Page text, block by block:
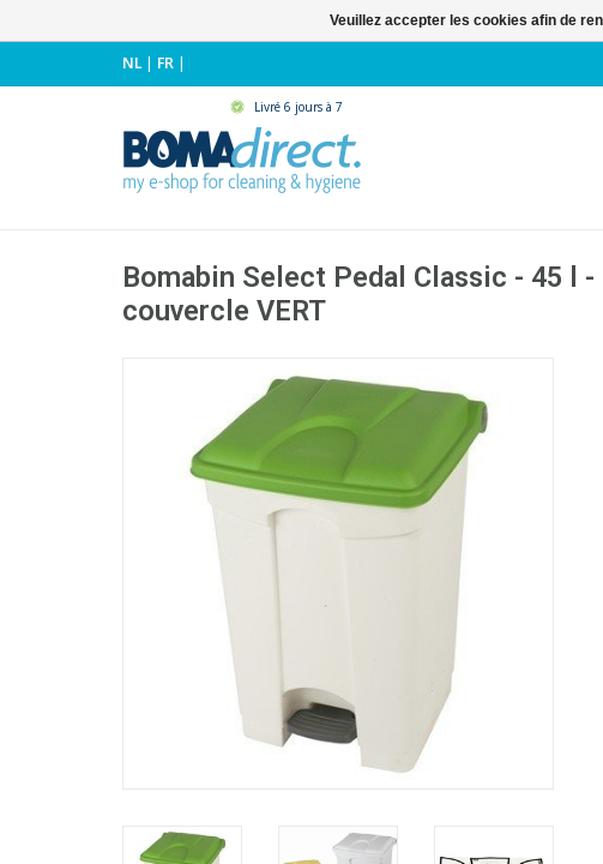
NL| FR |
Livré 6 jours à 7
Bomabin Select Pedal Classic - 45 l -
couvercle VERT
Veuillez accepter les cookies afin de